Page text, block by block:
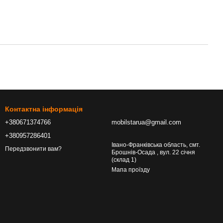
Контактна інформація
+380671374766
+380957286401
Передзвонити вам?
mobilstarua@gmail.com
Івано-Франківська область, смт.
Брошнів-Осада , вул. 22 січня
(склад 1)
Мапа проїзду